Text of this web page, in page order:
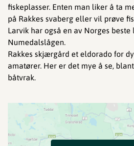
fiskeplasser. Enten man liker å ta
på Rakkes svaberg eller vil prøve
Larvik har også en av Norges beste
Numedalslågen.
Rakkes skjærgård et eldorado for
amatører. Her er det mye å se,
båtvrak.